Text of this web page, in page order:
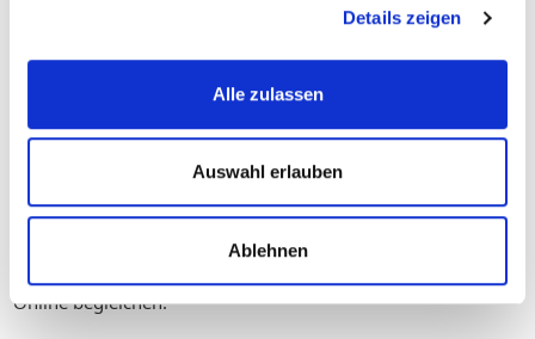
Details zeigen
Alle zulassen
Auswahl erlauben
Ablehnen
Schnell
Ihr ausgefüllter Anhörbogen wird direkt an Ihren
zuständigen Sachbearbeiter in der betroffenen Behörde
gesendet. Sie können aber auch das Verwarngeld sofort
Online begleichen.